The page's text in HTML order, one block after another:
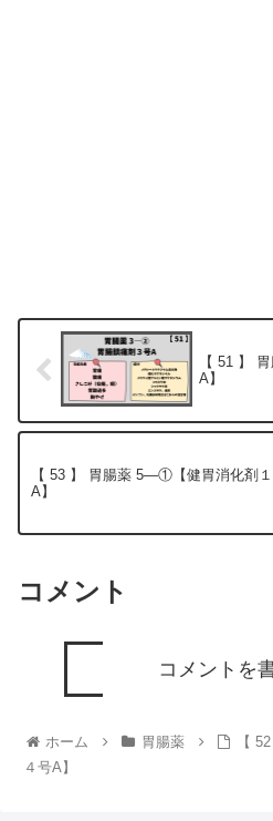
【 51 】
A】
【 53 】 胃腸薬 5―①【健胃消化剤
A】
コメント
コメントを
ホーム 胃腸薬
【
４号A】